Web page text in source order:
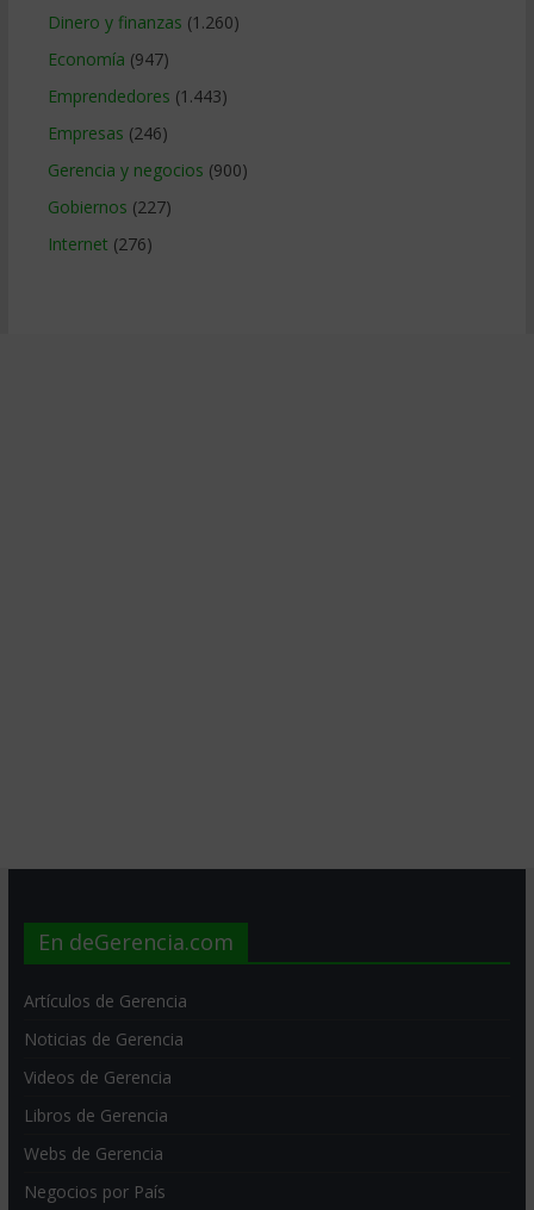
Dinero y finanzas (1.260)
Economía (947)
Emprendedores (1.443)
Empresas (246)
Gerencia y negocios (900)
Gobiernos (227)
Internet (276)
En deGerencia.com
Artículos de Gerencia
Noticias de Gerencia
Videos de Gerencia
Libros de Gerencia
Webs de Gerencia
Negocios por País